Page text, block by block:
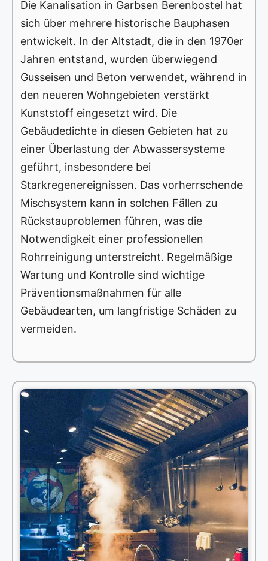
Die Kanalisation in Garbsen Berenbostel hat
sich über mehrere historische Bauphasen
entwickelt. In der Altstadt, die in den 1970er
Jahren entstand, wurden überwiegend
Gusseisen und Beton verwendet, während in
den neueren Wohngebieten verstärkt
Kunststoff eingesetzt wird. Die
Gebäudedichte in diesen Gebieten hat zu
einer Überlastung der Abwassersysteme
geführt, insbesondere bei
Starkregenereignissen. Das vorherrschende
Mischsystem kann in solchen Fällen zu
Rückstauproblemen führen, was die
Notwendigkeit einer professionellen
Rohrreinigung unterstreicht. Regelmäßige
Wartung und Kontrolle sind wichtige
Präventionsmaßnahmen für alle
Gebäudearten, um langfristige Schäden zu
vermeiden.